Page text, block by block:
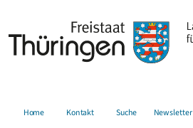
Home Kontakt Suche Newsletter